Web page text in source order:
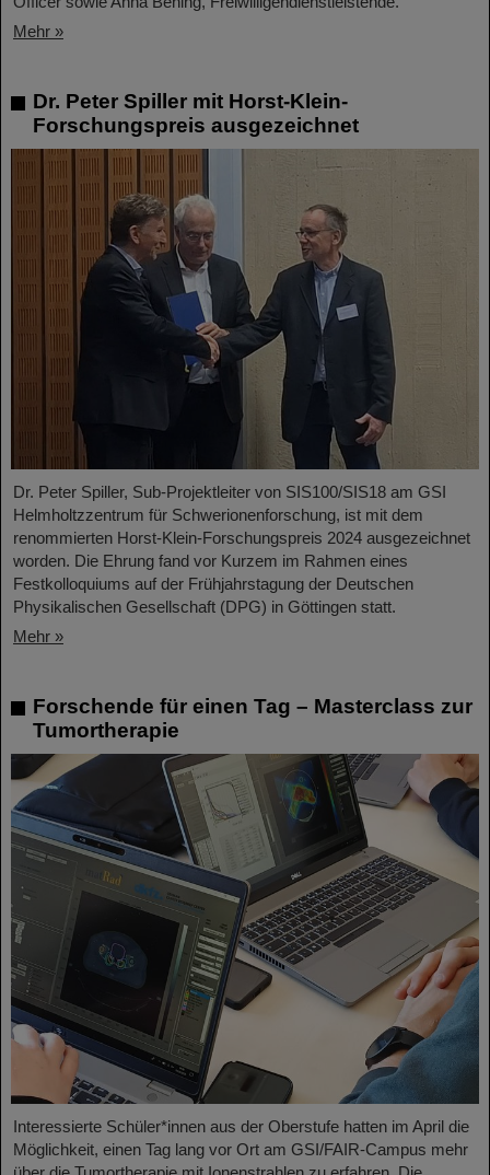
Mehr »
Dr. Peter Spiller mit Horst-Klein-
Forschungspreis ausgezeichnet
Dr. Peter Spiller, Sub-Projektleiter von SIS100/SIS18 am GSI
Helmholtzzentrum für Schwerionenforschung, ist mit dem
renommierten Horst-Klein-Forschungspreis 2024 ausgezeichnet
worden. Die Ehrung fand vor Kurzem im Rahmen eines
Festkolloquiums auf der Frühjahrstagung der Deutschen
Physikalischen Gesellschaft (DPG) in Göttingen statt.
Mehr »
Forschende für einen Tag – Masterclass zur
Tumortherapie
Interessierte Schüler*innen aus der Oberstufe hatten im April die
Möglichkeit, einen Tag lang vor Ort am GSI/FAIR-Campus mehr